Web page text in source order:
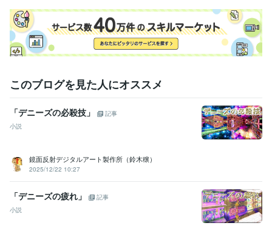
このブログを見た人にオススメ
「デニーズの必殺技」
記事
小説
鏡面反射デジタルアート製作所（鈴木穣）
2025/12/22 10:27
「デニーズの疲れ」
記事
小説